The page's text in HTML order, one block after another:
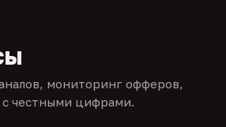
мониторинг офферов,
с честными цифрами.